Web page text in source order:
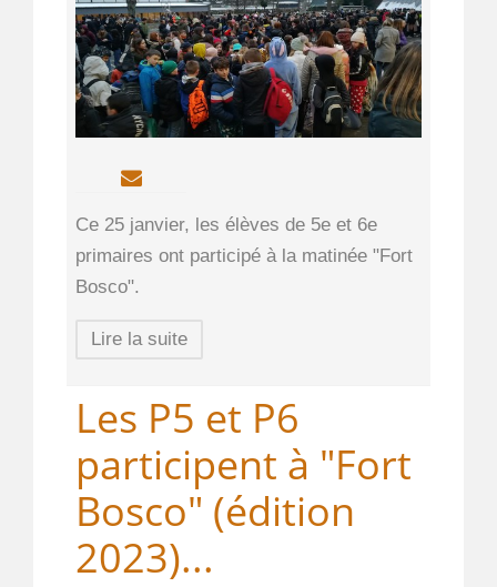
Ce 25 janvier, les élèves de 5e et 6e
primaires ont participé à la matinée "Fort
Bosco".
Lire la suite
Les P5 et P6
participent à "Fort
Bosco" (édition
2023)...